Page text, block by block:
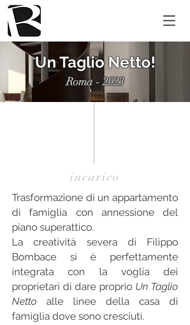
Un Taglio Netto!
Roma - 2023
incarico
Trasformazione di un appartamento
di famiglia con annessione del
piano superattico.
La creatività severa di Filippo
Bombace si è perfettamente
integrata con la voglia dei
proprietari di dare proprio Un Taglio
Netto alle linee della casa di
famiglia dove sono cresciuti.